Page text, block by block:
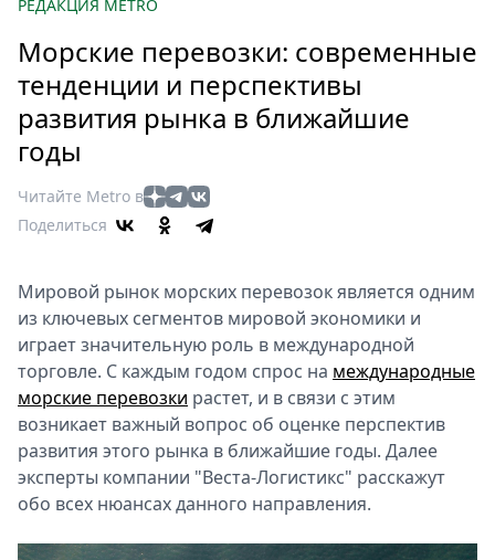
Мир
Здоровье
Еда
Мода
Театр
Книги
Выставки
Пресс-
релизы
О
Metro
Спецпроекты
Звезды
РЕДАКЦИЯ METRO
Морские перевозки: современные
тенденции и перспективы
развития рынка в ближайшие
годы
Читайте Metro в
Поделиться
Мировой рынок морских перевозок является одним
из ключевых сегментов мировой экономики и
играет значительную роль в международной
торговле. С каждым годом спрос на международные
морские перевозки растет, и в связи с этим
возникает важный вопрос об оценке перспектив
развития этого рынка в ближайшие годы. Далее
эксперты компании "Веста-Логистикс" расскажут
обо всех нюансах данного направления.